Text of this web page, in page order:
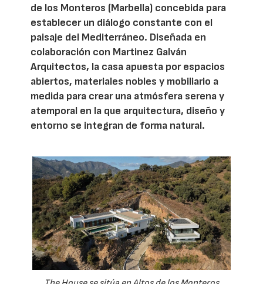
de los Monteros (Marbella) concebida para
establecer un diálogo constante con el
paisaje del Mediterráneo. Diseñada en
colaboración con Martinez Galván
Arquitectos, la casa apuesta por espacios
abiertos, materiales nobles y mobiliario a
medida para crear una atmósfera serena y
atemporal en la que arquitectura, diseño y
entorno se integran de forma natural.